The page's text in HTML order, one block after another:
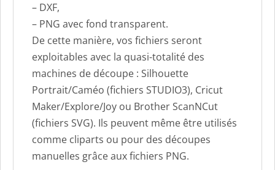
– DXF,
– PNG avec fond transparent.
De cette manière, vos fichiers seront
exploitables avec la quasi-totalité des
machines de découpe : Silhouette
Portrait/Caméo (fichiers STUDIO3), Cricut
Maker/Explore/Joy ou Brother ScanNCut
(fichiers SVG). Ils peuvent même être utilisés
comme cliparts ou pour des découpes
manuelles grâce aux fichiers PNG.